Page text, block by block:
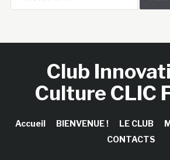
Club
Culture CLIC
Accueil BIENVENUE ! LE CLUB
CONTACTS